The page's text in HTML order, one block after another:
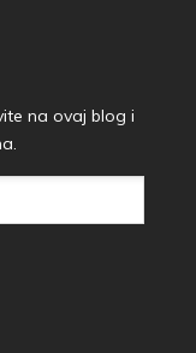
na ovaj blog i